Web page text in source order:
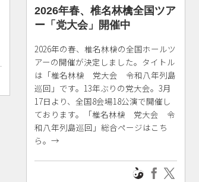
2026年春、椎名林檎全国ツア
ー「党大会」開催中
2026年の春、椎名林檎の全国ホールツ
アーの開催が決定しました。タイトル
は「椎名林檎 党大会 令和八年列島
巡回」です。13年ぶりの党大会。3月
17日より、全国8会場18公演で開催し
ております。「椎名林檎 党大会 令
和八年列島巡回」総合ページはこち
ら。→